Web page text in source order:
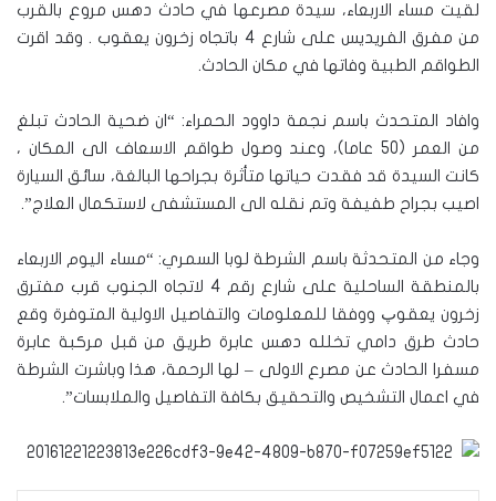
لقيت مساء الاربعاء، سيدة مصرعها في حادث دهس مروع بالقرب
من مفرق الفريديس على شارع 4 باتجاه زخرون يعقوب . وقد اقرت
الطواقم الطبية وفاتها في مكان الحادث.
وافاد المتحدث باسم نجمة داوود الحمراء: “ان ضحية الحادث تبلغ
من العمر (50 عاما)، وعند وصول طواقم الاسعاف الى المكان ،
كانت السيدة قد فقدت حياتها متأثرة بجراحها البالغة، سائق السيارة
اصيب بجراح طفيفة وتم نقله الى المستشفى لاستكمال العلاج”.
وجاء من المتحدثة باسم الشرطة لوبا السمري: “مساء اليوم الاربعاء
بالمنطقة الساحلية على شارع رقم 4 لاتجاه الجنوب قرب مفترق
زخرون يعقوپ ووفقا للمعلومات والتفاصيل الاولية المتوفرة وقع
حادث طرق دامي تخلله دهس عابرة طريق من قبل مركبة عابرة
مسفرا الحادث عن مصرع الاولى – لها الرحمة، هذا وباشرت الشرطة
في اعمال التشخيص والتحقيق بكافة التفاصيل والملابسات”.